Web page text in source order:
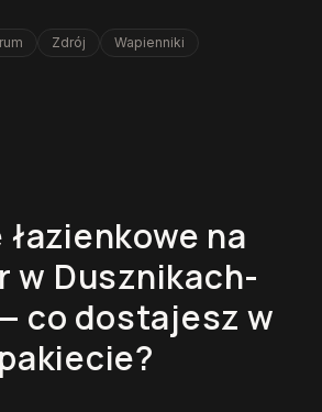
Zdrój Wapienniki
łazienkowe na
w Dusznikach-
co dostajesz w
pakiecie?